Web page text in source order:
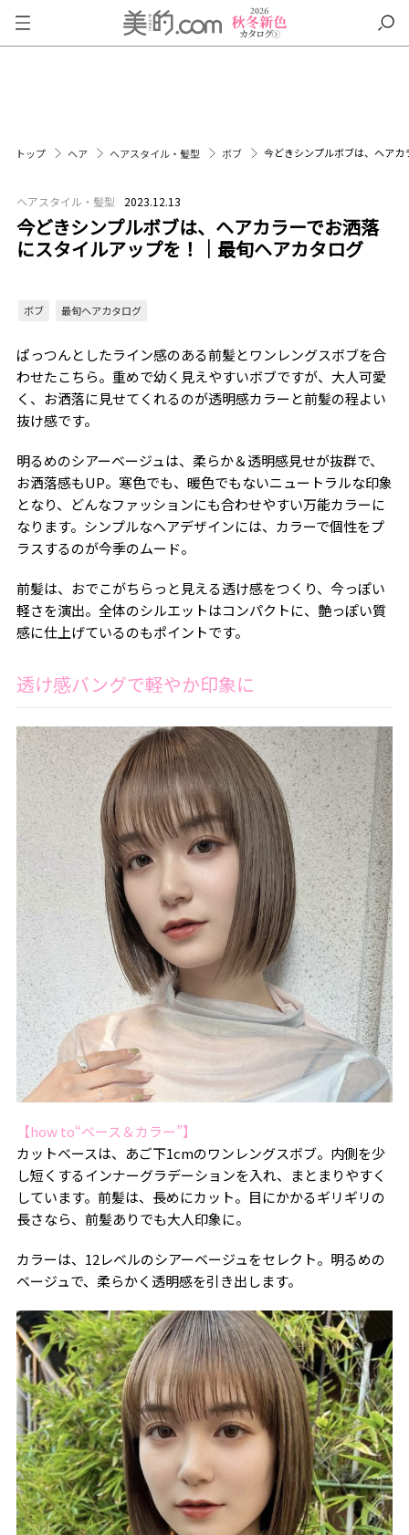
トップ ヘア ヘアスタイル・髪型 ボブ 今どきシンプルボブは、ヘア
ヘアスタイル・髪型 2023.12.13
今どきシンプルボブは、ヘアカラーでお洒落
にスタイルアップを！｜最旬ヘアカタログ
ボブ 最旬ヘアカタログ
ぱっつんとしたライン感のある前髪とワンレングスボブを合
わせたこちら。重めで幼く見えやすいボブですが、大人可愛
く、お洒落に見せてくれるのが透明感カラーと前髪の程よい
抜け感です。
明るめのシアーベージュは、柔らか＆透明感見せが抜群で、
お洒落感もUP。寒色でも、暖色でもないニュートラルな印象
となり、どんなファッションにも合わせやすい万能カラーに
なります。シンプルなヘアデザインには、カラーで個性をプ
ラスするのが今季のムード。
前髪は、おでこがちらっと見える透け感をつくり、今っぽい
軽さを演出。全体のシルエットはコンパクトに、艶っぽい質
感に仕上げているのもポイントです。
透け感バングで軽やか印象に
【how to“ベース＆カラー”】
カットベースは、あご下1cmのワンレングスボブ。内側を少
し短くするインナーグラデーションを入れ、まとまりやすく
しています。前髪は、長めにカット。目にかかるギリギリの
長さなら、前髪ありでも大人印象に。
カラーは、12レベルのシアーベージュをセレクト。明るめの
ベージュで、柔らかく透明感を引き出します。